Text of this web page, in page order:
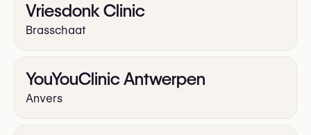
Vriesdonk Clinic
Brasschaat
YouYouClinic Antwerpen
Anvers